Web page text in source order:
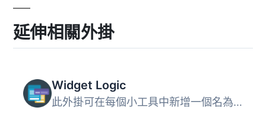
延伸相關外掛
Widget Logic
此外掛可在每個小工具中新增一個名為 "Widget logic" 的額外...